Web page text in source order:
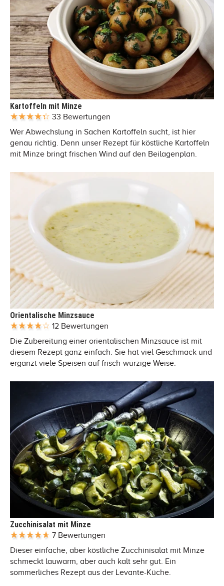
Kartoffeln mit Minze
33 Bewertungen
Wer Abwechslung in Sachen Kartoffeln sucht, ist hier
genau richtig. Denn unser Rezept für köstliche Kartoffeln
mit Minze bringt frischen Wind auf den Beilagenplan.
Orientalische Minzsauce
12 Bewertungen
Die Zubereitung einer orientalischen Minzsauce ist mit
diesem Rezept ganz einfach. Sie hat viel Geschmack und
ergänzt viele Speisen auf frisch-würzige Weise.
Zucchinisalat mit Minze
7 Bewertungen
Dieser einfache, aber köstliche Zucchinisalat mit Minze
schmeckt lauwarm, aber auch kalt sehr gut. Ein
sommerliches Rezept aus der Levante-Küche.